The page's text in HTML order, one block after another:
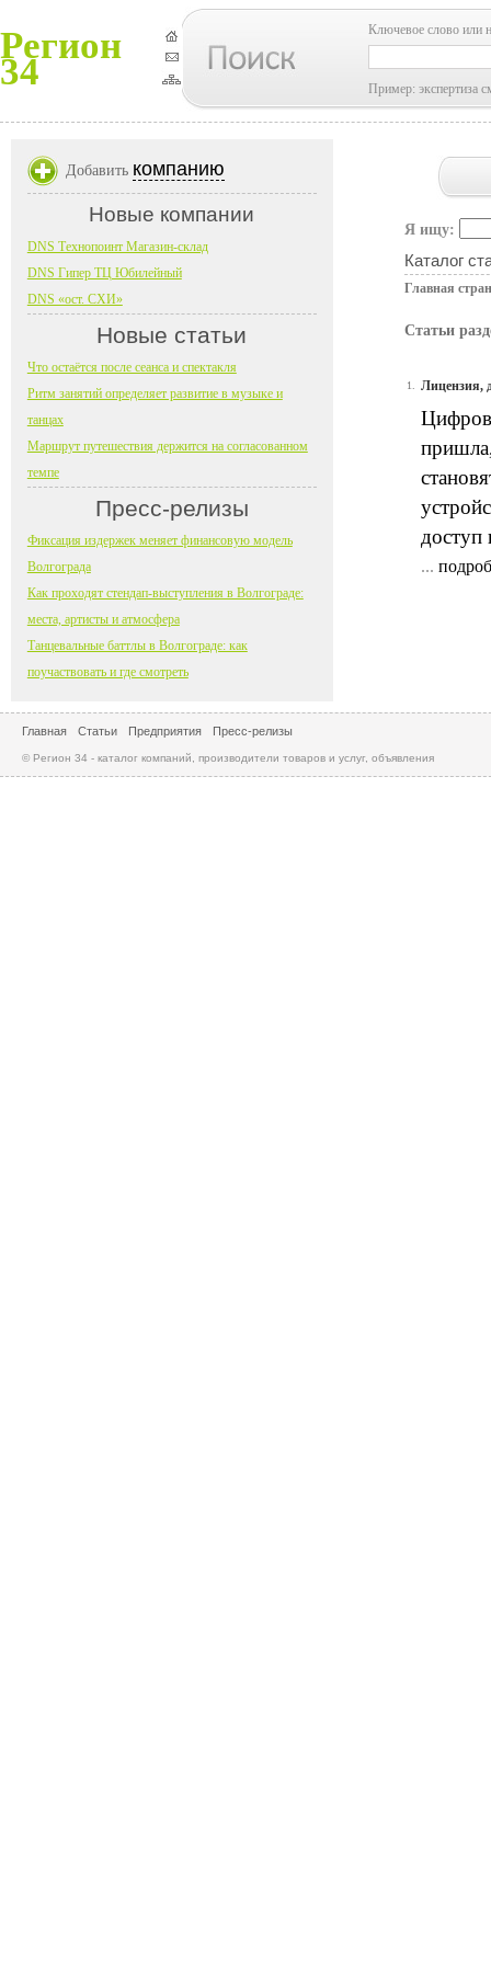
Регион
34
Ключевое слово или
Пример: экспертиза
Я ищу:
Каталог
Главная
Статьи
1. Лицензия,
доступ
...
Добавить компанию
Новые компании
DNS Технопоинт Магазин-склад
DNS Гипер ТЦ Юбилейный
DNS «ост. СХИ»
Новые статьи
Что остаётся после сеанса и спектакля
Ритм занятий определяет развитие в музыке и
танцах
Маршрут путешествия держится на согласованном
темпе
Пресс-релизы
Фиксация издержек меняет финансовую модель
Волгограда
Как проходят стендап-выступления в Волгограде:
места, артисты и атмосфера
Танцевальные баттлы в Волгограде: как
поучаствовать и где смотреть
Главная Статьи Предприятия Пресс-релизы
© Регион 34 - каталог компаний, производители товаров и услуг, объявления